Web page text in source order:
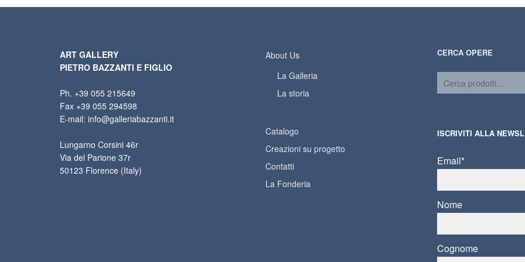
ART GALLERY
PIETRO BAZZANTI E FIGLIO
Ph. +39 055 215649
Fax +39 055 294598
E-mail: info@galleriabazzanti.it
Lungarno Corsini 46r
Via del Parione 37r
50123 Florence (Italy)
About Us
La Galleria
La storia
Catalogo
Creazioni su progetto
Contatti
La Fonderia
CERCA OPERE
ISCRIVITI ALLA
Email*
Nome
Cognome